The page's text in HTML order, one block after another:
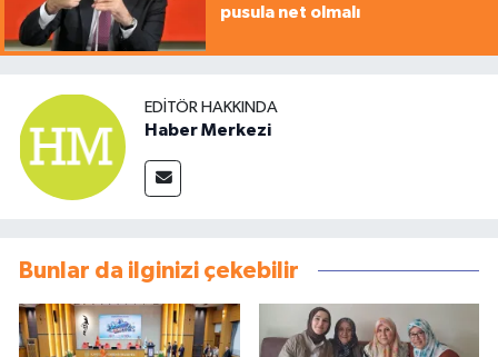
pusula net olmalı
EDITÖR HAKKINDA
Haber Merkezi
Bunlar da ilginizi çekebilir